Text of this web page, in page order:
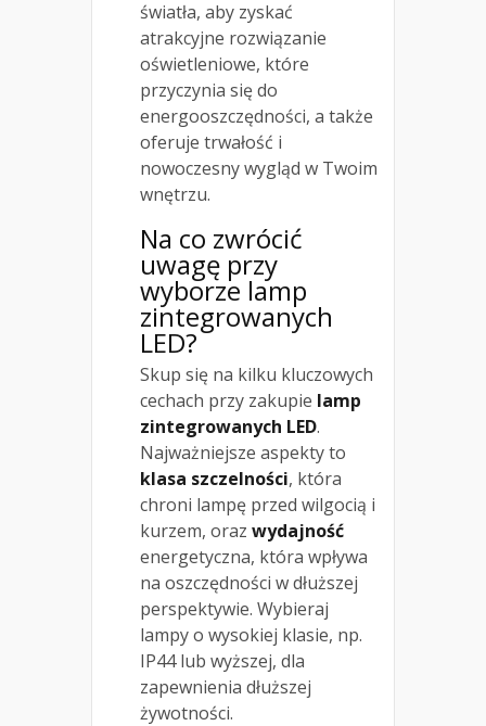
światła, aby zyskać
atrakcyjne rozwiązanie
oświetleniowe, które
przyczynia się do
energooszczędności, a także
oferuje trwałość i
nowoczesny wygląd w Twoim
wnętrzu.
Na co zwrócić
uwagę przy
wyborze lamp
zintegrowanych
LED?
Skup się na kilku kluczowych
cechach przy zakupie lamp
zintegrowanych LED.
Najważniejsze aspekty to
klasa szczelności, która
chroni lampę przed wilgocią i
kurzem, oraz wydajność
energetyczna, która wpływa
na oszczędności w dłuższej
perspektywie. Wybieraj
lampy o wysokiej klasie, np.
IP44 lub wyższej, dla
zapewnienia dłuższej
żywotności.